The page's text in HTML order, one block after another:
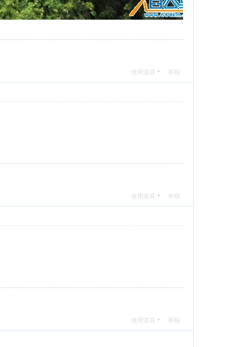
使用道具 举报
使用道具 举报
使用道具 举报